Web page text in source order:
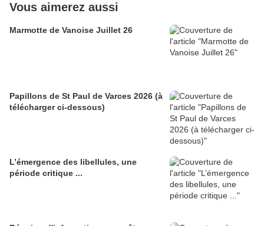
Vous aimerez aussi
Marmotte de Vanoise Juillet 26
Papillons de St Paul de Varces 2026 (à
télécharger ci-dessous)
L’émergence des libellules, une
période critique ...